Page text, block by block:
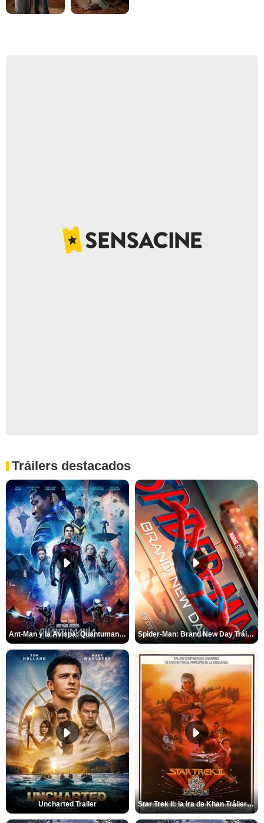
Tráilers destacados
Ant-Man y la Avispa: Quantumanía Tráiler (2) Spider-Man: Brand New Day Tráiler (3)
Uncharted Trailer Star Trek II: la ira de Khan Tráiler VO